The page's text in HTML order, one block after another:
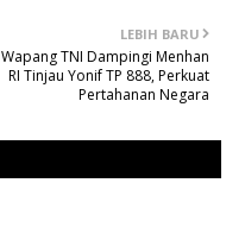
LEBIH BARU
Wapang TNI Dampingi Menhan
RI Tinjau Yonif TP 888, Perkuat
Pertahanan Negara